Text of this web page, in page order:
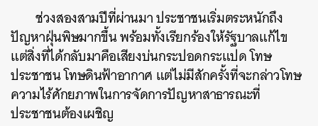
ช่วงสองสามปีที่ผ่านมา ประชาชนเริ่มตระหนักถึง
ปัญหาฝุ่นพิษมากขึ้น พร้อมทั้งเรียกร้องให้รัฐบาลแก้ไข
แต่สิ่งที่ได้กลับมาคือเสียงบ่นกระปอดกระแปด โทษ
ประชาชน โทษดินฟ้าอากาศ แต่ไม่มีสักครั้งที่จะกล่าวโทษ
ความไร้ศักยภาพในการจัดการปัญหาสาธารณะที่
ประชาชนต้องเผชิญ